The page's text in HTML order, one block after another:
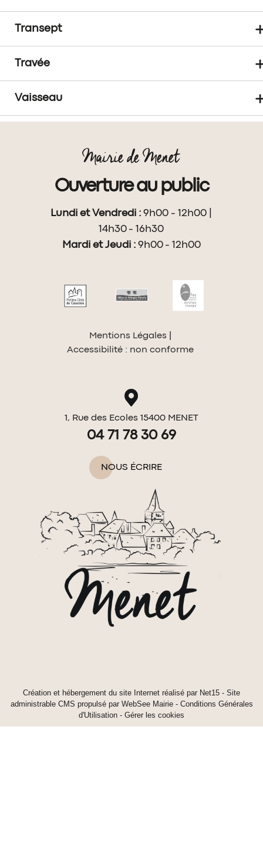
Transept
Travée
Vaisseau
Mairie de Menet
Ouverture au public
Lundi et Vendredi :9h00 - 12h00 |
14h30 - 16h30
Mardi et Jeudi : 9h00 - 12h00
Mentions Légales
Accessibilité : non conforme
1, Rue des Ecoles 15400 MENET
04 71 78 30 69
NOUS ÉCRIRE
Création et hébergement du site Internet réalisé par Net15 - Site
administrable CMS propulsé par WebSee Mairie- Conditions Générales
d'Utilisation - Gérer les cookies